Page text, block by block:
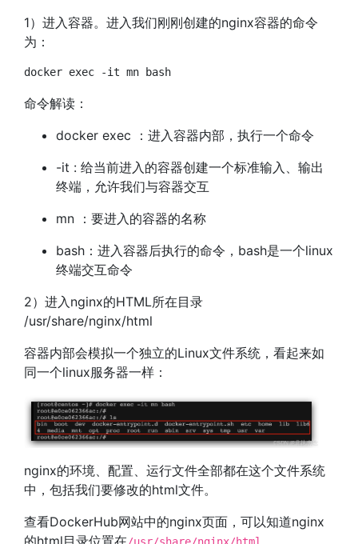
1）进入容器。进入我们刚刚创建的nginx容器的命令
为：
docker exec -it mn bash
命令解读：
docker exec ：进入容器内部，执行一个命令
-it : 给当前进入的容器创建一个标准输入、输出
终端，允许我们与容器交互
mn ：要进入的容器的名称
bash：进入容器后执行的命令，bash是一个linux
终端交互命令
2）进入nginx的HTML所在目录
/usr/share/nginx/html
容器内部会模拟一个独立的Linux文件系统，看起来如
同一个linux服务器一样：
nginx的环境、配置、运行文件全部都在这个文件系统
中，包括我们要修改的html文件。
查看DockerHub网站中的nginx页面，可以知道nginx